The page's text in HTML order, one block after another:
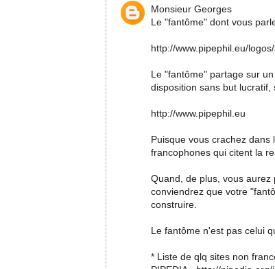
Monsieur Georges
Le "fantôme" dont vous
http://www.pipephil.eu/
Le "fantôme" partage sur
disposition sans but
http://www.pipephil.eu
Puisque vous crachez
francophones qui citent la
Quand, de plus, vous
conviendrez que votre
construire.
Le fantôme n'est pas celui
* Liste de qlq sites non